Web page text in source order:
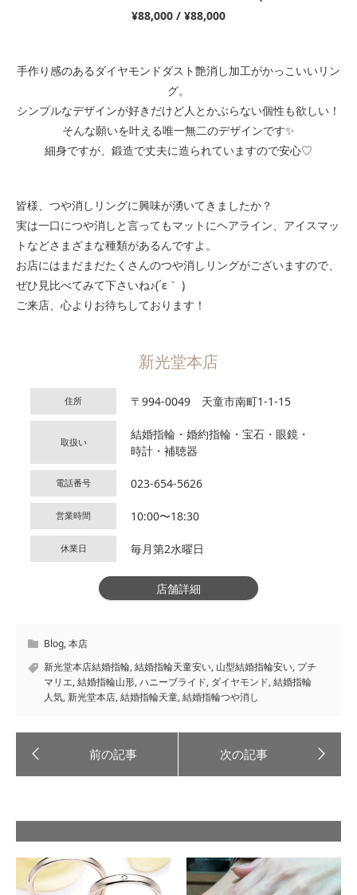
¥88,000 / ¥88,000
手作り感のあるダイヤモンドダスト艶消し加工がかっこいいリン
グ。
シンプルなデザインが好きだけど人とかぶらない個性も欲しい！
そんな願いを叶える唯一無二のデザインです✨
細身ですが、鍛造で丈夫に造られていますので安心♡
皆様、つや消しリングに興味が湧いてきましたか？
実は一口につや消しと言ってもマットにヘアライン、アイスマッ
トなどさまざまな種類があるんですよ。
お店にはまだまだたくさんのつや消しリングがございますので、
ぜひ見比べてみて下さいね♪(´ε｀ )
ご来店、心よりお待ちしております！
新光堂本店
住所 〒994-0049 天童市南町1-1-15
取扱い
結婚指輪・婚約指輪・宝石・眼鏡・
時計・補聴器
電話番号 023-654-5626
営業時間 10:00〜18:30
休業日 毎月第2水曜日
店舗詳細
Blog,本店
新光堂本店結婚指輪,結婚指輪天童安い, 山型結婚指輪安い, プチ
マリエ,結婚指輪山形,ハニーブライド, ダイヤモンド,結婚指輪
人気,新光堂本店,結婚指輪天童,結婚指輪つや消し